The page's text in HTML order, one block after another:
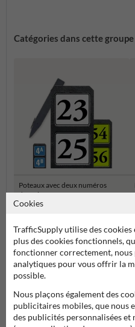
Catégories dans cette groupe
Poteaux avec deux numéros
de maison
Numéros de maison
Cookies
TrafficSupply utilise des
plus des cookies fonctionnels,
fonctionner correctement, nous
analytiques pour vous offrir la
possible.
Nous plaçons également des
publicitaires mobiles, que nous
des publicités personnalisées et